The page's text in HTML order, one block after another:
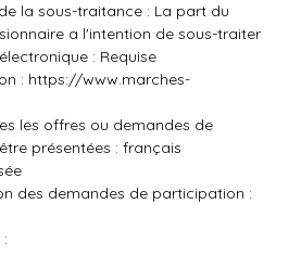
la sous-traitance : La part du
a l'intention de sous-traiter
: Requise
: https://www.marches-
les offres ou demandes de
présentées : français
des demandes de participation :